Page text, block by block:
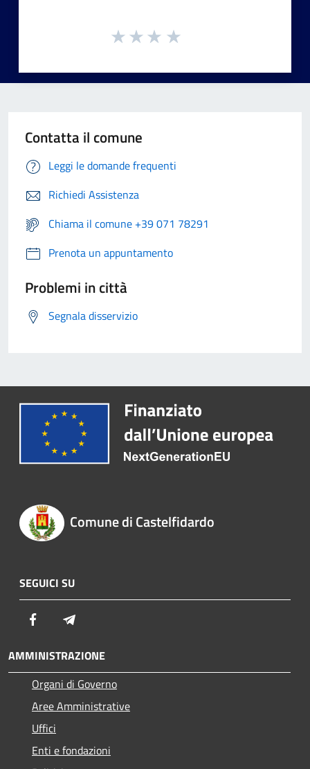
Contatta il comune
Leggi le domande frequenti
Richiedi Assistenza
Chiama il comune +39 071 78291
Prenota un appuntamento
Problemi in città
Segnala disservizio
Comune di Castelfidardo
SEGUICI SU
Facebook
AMMINISTRAZIONE
Organi di Governo
Aree Amministrative
Uffici
Enti e fondazioni